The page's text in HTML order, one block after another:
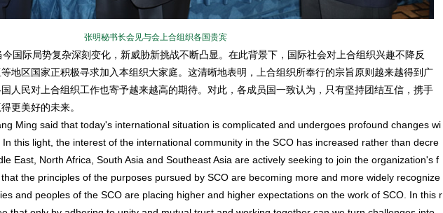
张明秘书长会见与会上合组织各国贵宾
国际局势复杂深刻变化，新威胁新挑战不断凸显。在此背景下，国际社会对上合组织兴趣不降反
地区国家正积极寻求加入本组织大家庭。这清晰地表明，上合组织所奉行的宗旨原则越来越得到广
人民对上合组织工作也寄予越来越高的期待。对此，各成员国一致认为，只有坚持团结互信，携手
更美好的未来。
Ming said that today's international situation is complicated and undergoes profound changes wi
this light, the interest of the international community in the SCO has increased rather than decre
East, North Africa, South Asia and Southeast Asia are actively seeking to join the organization's f
the principles of the purposes pursued by SCO are becoming more and more widely recognize
and peoples of the SCO are placing higher and higher expectations on the work of SCO. In this r